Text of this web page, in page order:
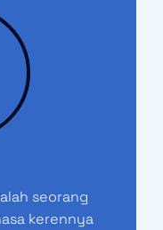
seorang
kerennya